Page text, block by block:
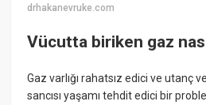
drhakanevruke.com
Vücutta biriken gaz
Gaz varlığı rahatsız edici ve utanç
sancısı yaşamı tehdit edici bir